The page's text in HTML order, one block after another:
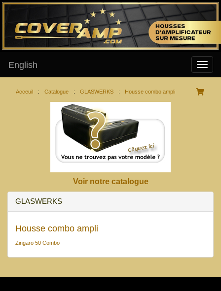
English
Acceuil : Catalogue : GLASWERKS : Housse combo ampli
Voir notre catalogue
GLASWERKS
Housse combo ampli
Zingaro 50 Combo